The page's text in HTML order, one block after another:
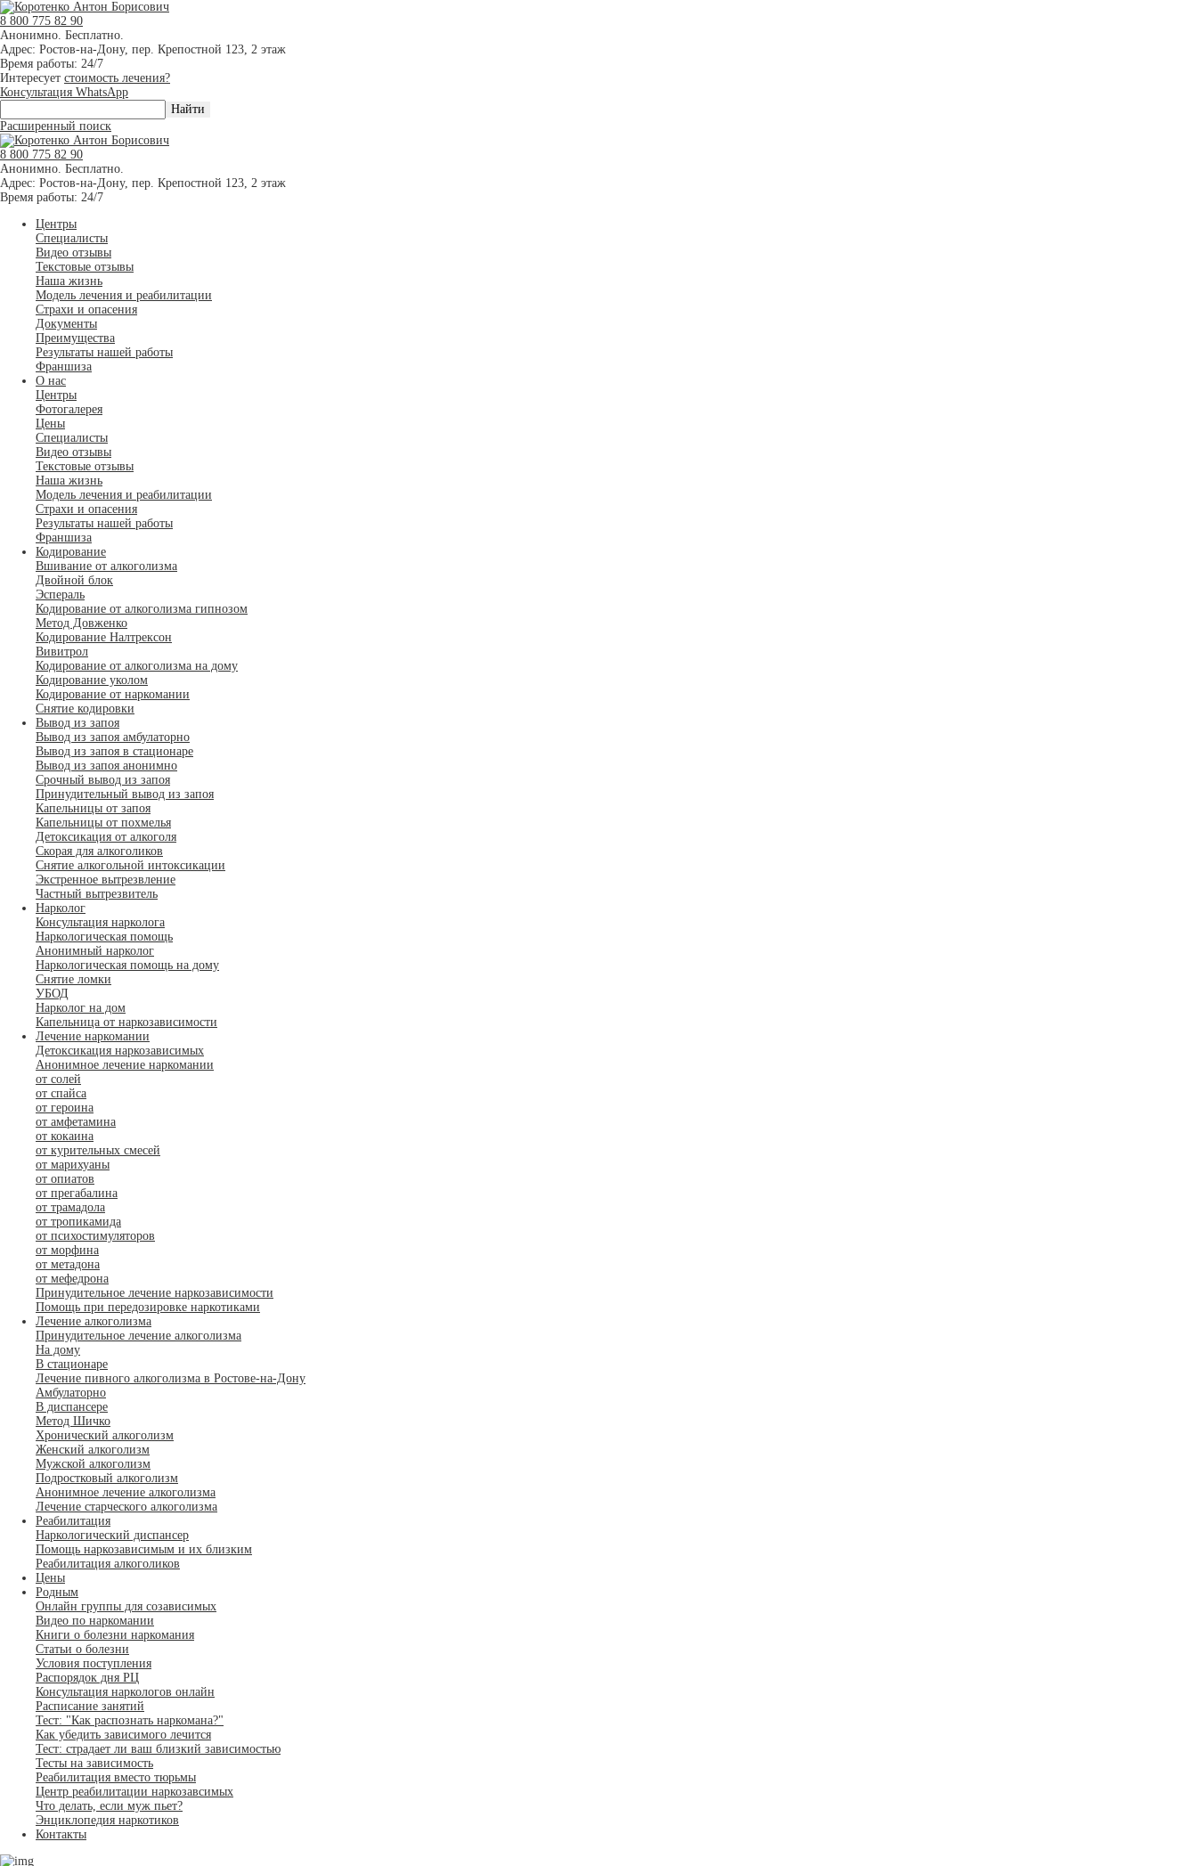
8 800 775 82 90
Анонимно. Бесплатно.
Адрес: Ростов-на-Дону, пер. Крепостной 123, 2 этаж
Время работы: 24/7
Интересует стоимость лечения?
Консультация WhatsApp
Расширенный поиск
8 800 775 82 90
Анонимно. Бесплатно.
Адрес: Ростов-на-Дону, пер. Крепостной 123, 2 этаж
Время работы: 24/7
Центры
Специалисты
Видео отзывы
Текстовые отзывы
Наша жизнь
Модель лечения и реабилитации
Страхи и опасения
Документы
Преимущества
Результаты нашей работы
Франшиза
О нас
Центры
Фотогалерея
Цены
Специалисты
Видео отзывы
Текстовые отзывы
Наша жизнь
Модель лечения и реабилитации
Страхи и опасения
Результаты нашей работы
Франшиза
Кодирование
Вшивание от алкоголизма
Двойной блок
Эспераль
Кодирование от алкоголизма гипнозом
Метод Довженко
Кодирование Налтрексон
Вивитрол
Кодирование от алкоголизма на дому
Кодирование уколом
Кодирование от наркомании
Снятие кодировки
Вывод из запоя
Вывод из запоя амбулаторно
Вывод из запоя в стационаре
Вывод из запоя анонимно
Срочный вывод из запоя
Принудительный вывод из запоя
Капельницы от запоя
Капельницы от похмелья
Детоксикация от алкоголя
Скорая для алкоголиков
Снятие алкогольной интоксикации
Экстренное вытрезвление
Частный вытрезвитель
Нарколог
Консультация нарколога
Наркологическая помощь
Анонимный нарколог
Наркологическая помощь на дому
Снятие ломки
УБОД
Нарколог на дом
Капельница от наркозависимости
Лечение наркомании
Детоксикация наркозависимых
Анонимное лечение наркомании
от солей
от спайса
от героина
от амфетамина
от кокаина
от курительных смесей
от марихуаны
от опиатов
от прегабалина
от трамадола
от тропикамида
от психостимуляторов
от морфина
от метадона
от мефедрона
Принудительное лечение наркозависимости
Помощь при передозировке наркотиками
Лечение алкоголизма
Принудительное лечение алкоголизма
На дому
В стационаре
Лечение пивного алкоголизма в Ростове-на-Дону
Амбулаторно
В диспансере
Метод Шичко
Хронический алкоголизм
Женский алкоголизм
Мужской алкоголизм
Подростковый алкоголизм
Анонимное лечение алкоголизма
Лечение старческого алкоголизма
Реабилитация
Наркологический диспансер
Помощь наркозависимым и их близким
Реабилитация алкоголиков
Цены
Родным
Онлайн группы для созависимых
Видео по наркомании
Книги о болезни наркомания
Статьи о болезни
Условия поступления
Распорядок дня РЦ
Консультация наркологов онлайн
Расписание занятий
Тест: "Как распознать наркомана?"
Как убедить зависимого лечится
Тест: страдает ли ваш близкий зависимостью
Тесты на зависимость
Реабилитация вместо тюрьмы
Центр реабилитации наркозавсимых
Что делать, если муж пьет?
Энциклопедия наркотиков
Контакты